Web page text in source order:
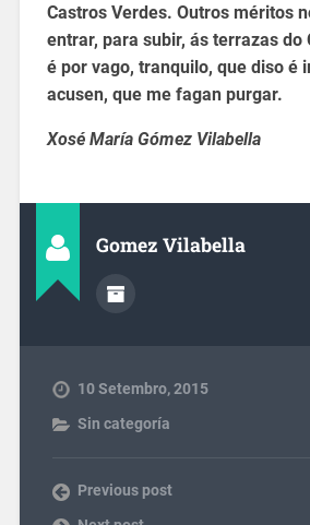
Castros Verdes. Outros méritos
entrar, para subir, ás terrazas do
é por vago, tranquilo, que diso é
acusen, que me fagan purgar.
Xosé María Gómez Vilabella
Gomez Vilabella
10 Setembro, 2015
Sin categoría
Previous post